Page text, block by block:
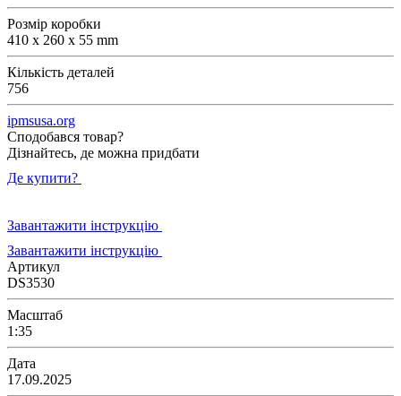
Розмір коробки
410 x 260 x 55 mm
Кількість деталей
756
ipmsusa.org
Сподобався товар?
Дізнайтесь, де можна придбати
Де купити?
Завантажити інструкцію
Завантажити інструкцію
Артикул
DS3530
Масштаб
1:35
Дата
17.09.2025